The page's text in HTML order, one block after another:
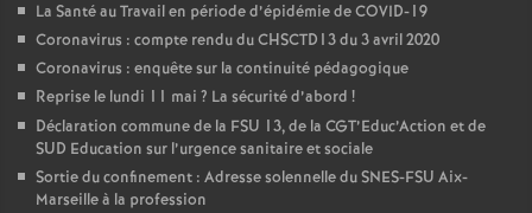
La Santé au Travail en période d’épidémie de COVID-19
Coronavirus : compte rendu du CHSCTD13 du 3 avril 2020
Coronavirus : enquête sur la continuité pédagogique
Reprise le lundi 11 mai ? La sécurité d’abord !
Déclaration commune de la FSU 13, de la CGT’Educ’Action et de
SUD Education sur l’urgence sanitaire et sociale
Sortie du confinement : Adresse solennelle du SNES-FSU Aix-
Marseille à la profession